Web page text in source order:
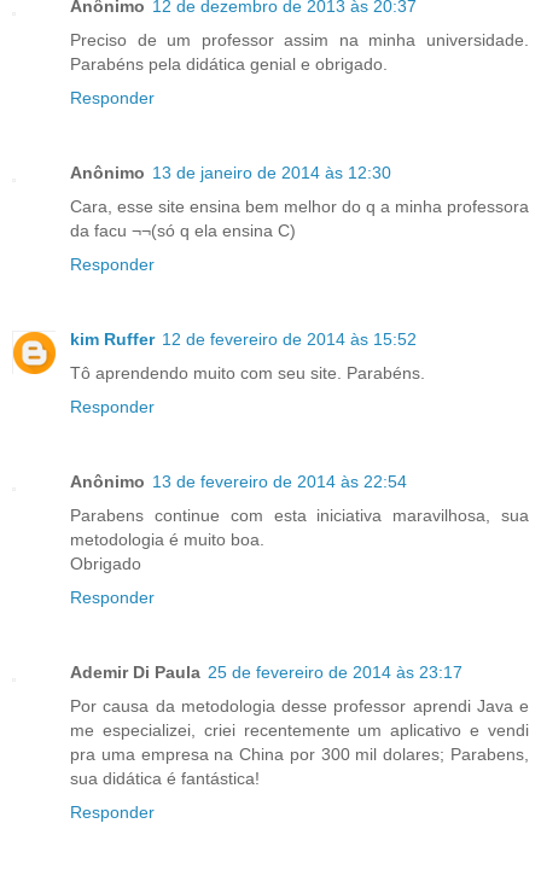
Anônimo 12 de dezembro de 2013 às 20:37
Preciso de um professor assim na minha universidade.
Parabéns pela didática genial e obrigado.
Responder
Anônimo 13 de janeiro de 2014 às 12:30
Cara, esse site ensina bem melhor do q a minha professora
da facu ¬¬(só q ela ensina C)
Responder
kim Ruffer 12 de fevereiro de 2014 às 15:52
Tô aprendendo muito com seu site. Parabéns.
Responder
Anônimo 13 de fevereiro de 2014 às 22:54
Parabens continue com esta iniciativa maravilhosa, sua
metodologia é muito boa.
Obrigado
Responder
Ademir Di Paula 25 de fevereiro de 2014 às 23:17
Por causa da metodologia desse professor aprendi Java e
me especializei, criei recentemente um aplicativo e vendi
pra uma empresa na China por 300 mil dolares; Parabens,
sua didática é fantástica!
Responder